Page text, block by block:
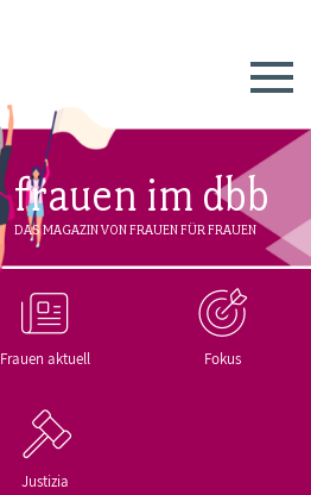
frauen im dbb
DAS MAGAZIN VON FRAUEN FÜR FRAUEN
Frauen aktuell Fokus
Justizia